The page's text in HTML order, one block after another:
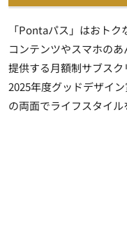
「Pontaパス」はおト
コンテンツやスマホの
提供する月額制サブスク
2025年度グッドデザイ
の両面でライフスタイル